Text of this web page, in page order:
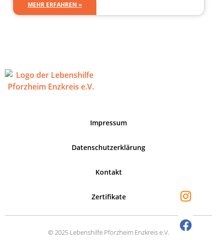
MEHR ERFAHREN »
Impressum
Datenschutzerklärung
Kontakt
Zertifikate
© 2025 Lebenshilfe Pforzheim Enzkreis e.V.